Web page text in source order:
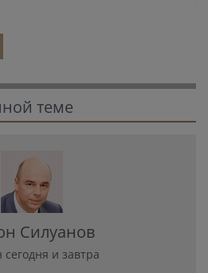
теме
Силуанов
сегодня и завтра